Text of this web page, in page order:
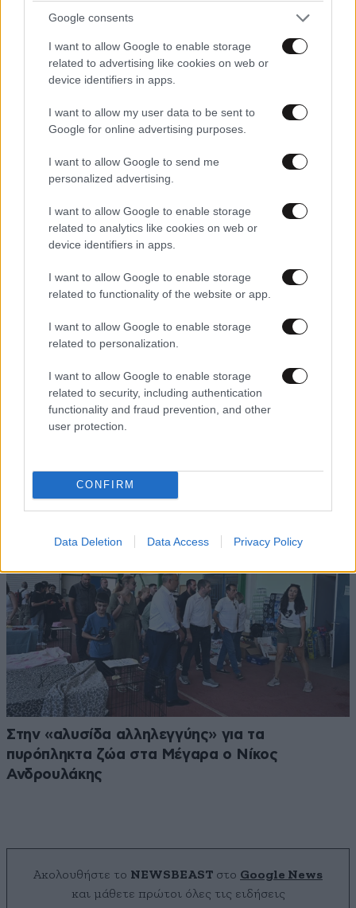
Google consents
I want to allow Google to enable storage
related to advertising like cookies on web or
device identifiers in apps.
I want to allow my user data to be sent to
Google for online advertising purposes.
I want to allow Google to send me
personalized advertising.
I want to allow Google to enable storage
related to analytics like cookies on web or
device identifiers in apps.
I want to allow Google to enable storage
related to functionality of the website or app.
I want to allow Google to enable storage
related to personalization.
I want to allow Google to enable storage
related to security, including authentication
functionality and fraud prevention, and other
user protection.
CONFIRM
Data Deletion Data Access Privacy Policy
Κυβερνητική Επιτροπή Βιομηχανίας: Συνεδρίαση
Γεωργιάδης: «Η γραμματέας Διαφάνειας του
– Η απάντηση της Κωνσταντίνας Γεωργάκη
Στην «αλυσίδα αλληλεγγύης» για τα
πυρόπληκτα ζώα στα Μέγαρα ο Νίκος
Ανδρουλάκης
Ακολουθήστε το NEWSBEAST στο Google News
και μάθετε πρώτοι όλες τις ειδήσεις